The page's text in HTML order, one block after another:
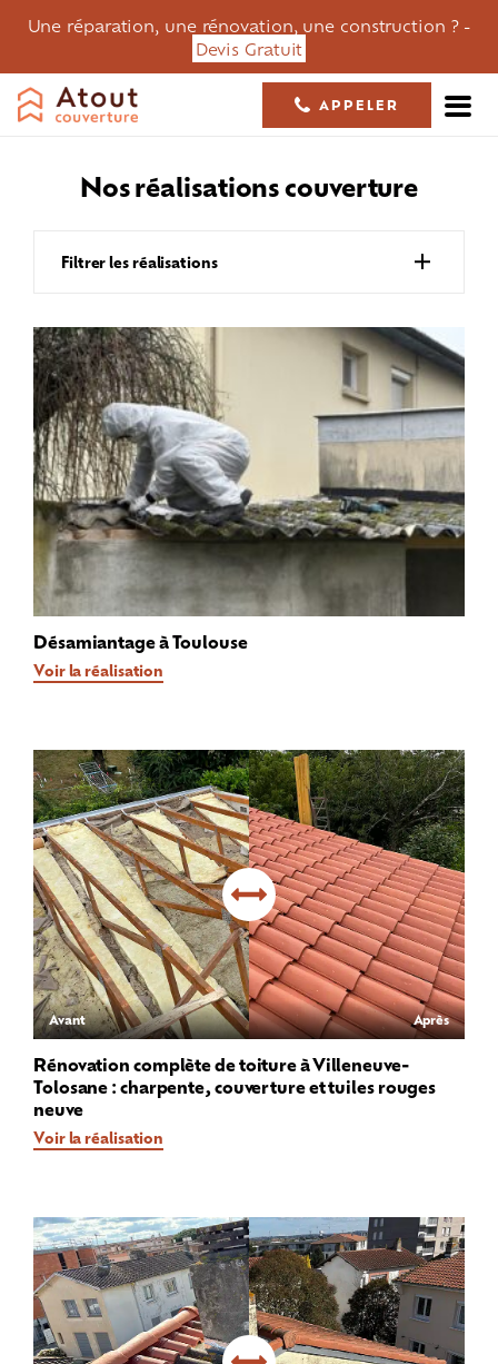
Une réparation, une rénovation, une construction ? -
Devis Gratuit
05 61 36 23 68
APPELER
nos réalisationscouverture
Filtrer les réalisations
Désamiantage à Toulouse
Voir la réalisation
Avant Après
Rénovation complète de toiture à Villeneuve-
Tolosane : charpente, couverture et tuiles rouges
neuve
Voir la réalisation